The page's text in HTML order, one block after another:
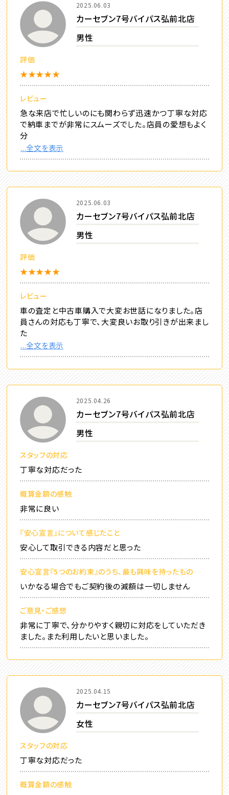
2025.06.03
カーセブン7号バイパス弘前北店
男性
評価
★★★★★
レビュー
急な来店で忙しいのにも関わらず迅速かつ丁寧な対応
で納車までが非常にスムーズでした。店員の愛想もよく
分
...全文を表示
2025.06.03
カーセブン7号バイパス弘前北店
男性
評価
★★★★★
レビュー
車の査定と中古車購入で大変お世話になりました。店
員さんの対応も丁寧で、大変良いお取り引きが出来まし
た
...全文を表示
2025.04.26
カーセブン7号バイパス弘前北店
男性
スタッフの対応
丁寧な対応だった
概算金額の感触
非常に良い
『安心宣言』について感じたこと
安心して取引できる内容だと思った
安心宣言『5つのお約束』のうち、最も興味を持ったもの
いかなる場合でもご契約後の減額は一切しません
ご意見・ご感想
非常に丁寧で、分かりやすく親切に対応をしていただき
ました。また利用したいと思いました。
2025.04.15
カーセブン7号バイパス弘前北店
女性
スタッフの対応
丁寧な対応だった
概算金額の感触